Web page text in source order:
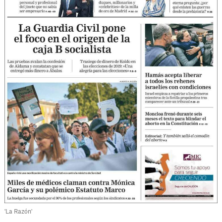
'La Razón'